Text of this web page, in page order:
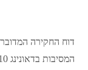
דוח החקירה